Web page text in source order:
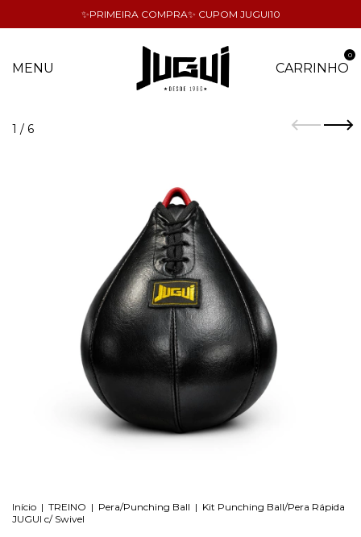
✨PRIMEIRA COMPRA✨ CUPOM JUGUI10
MENU CARRINHO
0
1 / 6
Início | TREINO | Pera/Punching Ball | Kit Punching Ball/Pera Rápida
JUGUI c/ Swivel